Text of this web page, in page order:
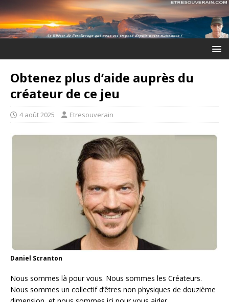
Obtenez plus d’aide auprès du
créateur de ce jeu
4 août 2025 Etresouverain
Daniel Scranton
Nous sommes là pour vous. Nous sommes les Créateurs.
Nous sommes un collectif d’êtres non physiques de douzième